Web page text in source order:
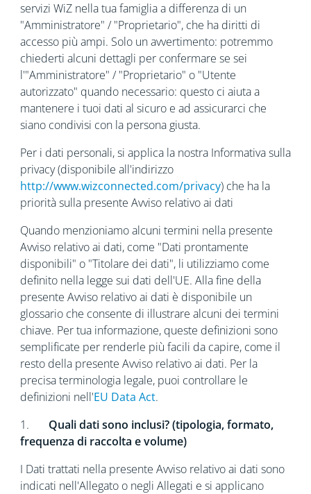
servizi WiZ nella tua famiglia a differenza di un
"Amministratore" / "Proprietario", che ha diritti di
accesso più ampi. Solo un avvertimento: potremmo
chiederti alcuni dettagli per confermare se sei
l'"Amministratore" / "Proprietario" o "Utente
autorizzato" quando necessario: questo ci aiuta a
mantenere i tuoi dati al sicuro e ad assicurarci che
siano condivisi con la persona giusta.
Per i dati personali, si applica la nostra Informativa sulla
privacy (disponibile all'indirizzo
http://www.wizconnected.com/privacy) che ha la
priorità sulla presente Avviso relativo ai dati
Quando menzioniamo alcuni termini nella presente
Avviso relativo ai dati, come "Dati prontamente
disponibili" o "Titolare dei dati", li utilizziamo come
definito nella legge sui dati dell'UE. Alla fine della
presente Avviso relativo ai dati è disponibile un
glossario che consente di illustrare alcuni dei termini
chiave. Per tua informazione, queste definizioni sono
semplificate per renderle più facili da capire, come il
resto della presente Avviso relativo ai dati. Per la
precisa terminologia legale, puoi controllare le
definizioni nell'EU Data Act.
1. Quali dati sono inclusi? (tipologia, formato,
frequenza di raccolta e volume)
I Dati trattati nella presente Avviso relativo ai dati sono
indicati nell'Allegato o negli Allegati e si applicano